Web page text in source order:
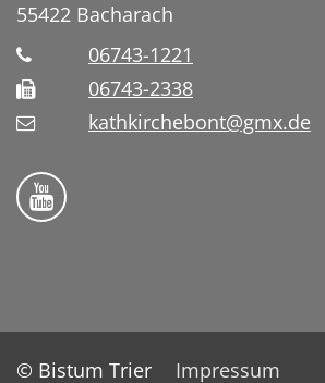
55422 Bacharach
06743-1221
06743-2338
kathkirchebont@gmx.de
Folge uns auf YouTube
© Bistum Trier Impressum